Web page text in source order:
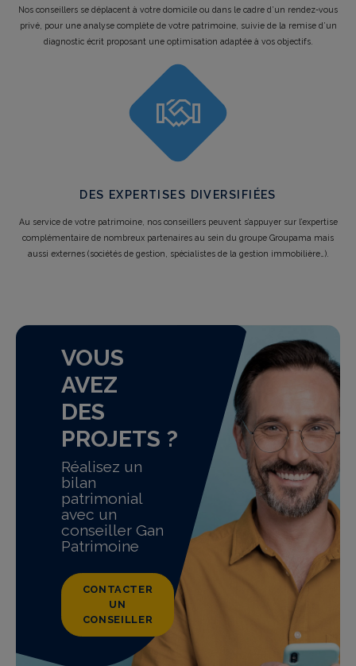
Nos conseillers se déplacent à votre domicile ou dans le cadre d’un rendez-vous
privé, pour une analyse complète de votre patrimoine, suivie de la remise d’un
diagnostic écrit proposant une optimisation adaptée à vos objectifs.
DES EXPERTISES DIVERSIFIÉES
Au service de votre patrimoine, nos conseillers peuvent s’appuyer sur l’expertise
complémentaire de nombreux partenaires au sein du groupe Groupama mais
aussi externes (sociétés de gestion, spécialistes de la gestion immobilière…).
VOUS
AVEZ
DES
PROJETS ?
Réalisez un
bilan
patrimonial
avec un
conseiller Gan
Patrimoine
CONTACTER
UN
CONSEILLER